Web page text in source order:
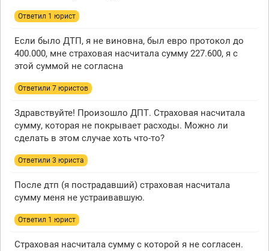
Ответил 1 юрист
Если было ДТП, я не виновна, был евро протокол до
400.000, мне страховая насчитала сумму 227.600, я с
этой суммой не согласна
Ответили 7 юристов
Здравствуйте! Произошло ДПТ. Страховая насчитала
сумму, которая не покрывает расходы. Можно ли
сделать в этом случае хоть что-то?
Ответили 3 юристa
После дтп (я пострадавший) страховая насчитала
сумму меня не устраивавшую.
Ответил 1 юрист
Страховая насчитала сумму с которой я не согласен.